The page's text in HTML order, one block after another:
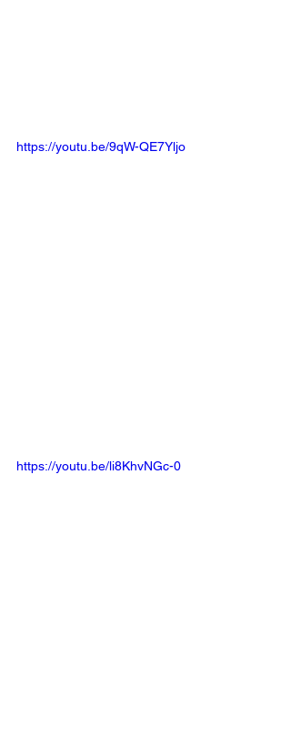
https://youtu.be/9qW-QE7Yljo
https://youtu.be/li8KhvNGc-0